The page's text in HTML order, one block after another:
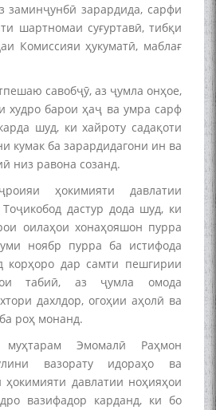
заминҷунбӣ зарардида, сарфи
шартномаи суғуртавӣ, тибқи
Комиссияи ҳукуматӣ, маблағ
савобҷӯ, аз ҷумла онҳое,
худро барои ҳаҷ ва умра сарф
шуд, ки хайроту садақоти
кумак ба зарардидагони ин ва
низ равона созанд.
ҳокимияти давлатии
дастур дода шуд, ки
оилаҳои хонаҳояшон пурра
ноябр пурра ба истифода
корҳоро дар самти пешгирии
табиӣ, аз ҷумла омода
дахлдор, огоҳии аҳолӣ ва
роҳ монанд.
Эмомалӣ Раҳмон
вазорату идораҳо ва
давлатии ноҳияҳои
вазифадор карданд, ки бо
БО АҲЛИ
КИШВАР
МИЛЛИИ
СОМОНӢ
СОХТА